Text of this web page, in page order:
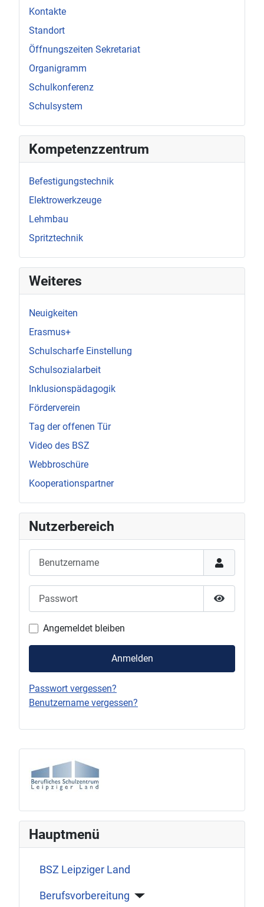
Hauptmenü
BSZ Leipziger Land
Berufsvorbereitung
Kontakte
Standort
Öffnungszeiten Sekretariat
Organigramm
Schulkonferenz
Schulsystem
Kompetenzzentrum
Befestigungstechnik
Elektrowerkzeuge
Lehmbau
Spritztechnik
Weiteres
Neuigkeiten
Erasmus+
Schulscharfe Einstellung
Schulsozialarbeit
Inklusionspädagogik
Förderverein
Tag der offenen Tür
Video des BSZ
Webbroschüre
Kooperationspartner
Nutzerbereich
Passwort
Angemeldet bleiben
Anmelden
Passwort vergessen?
Benutzername vergessen?